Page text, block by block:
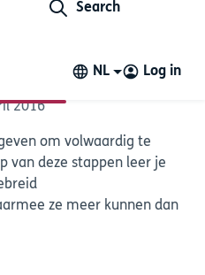
Search
NL Log in
2016
om volwaardig te
van deze stappen leer je
ze meer kunnen dan